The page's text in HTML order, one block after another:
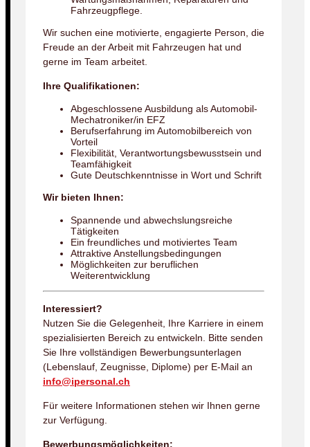
Fahrzeugpflege.
Wir suchen eine motivierte, engagierte Person, die
Freude an der Arbeit mit Fahrzeugen hat und
gerne im Team arbeitet.
Ihre Qualifikationen:
Abgeschlossene Ausbildung als Automobil-
Mechatroniker/in EFZ
Berufserfahrung im Automobilbereich von
Vorteil
Flexibilität, Verantwortungsbewusstsein und
Teamfähigkeit
Gute Deutschkenntnisse in Wort und Schrift
Wir bieten Ihnen:
Spannende und abwechslungsreiche
Tätigkeiten
Ein freundliches und motiviertes Team
Attraktive Anstellungsbedingungen
Möglichkeiten zur beruflichen
Weiterentwicklung
Interessiert?
Nutzen Sie die Gelegenheit, Ihre Karriere in einem
spezialisierten Bereich zu entwickeln. Bitte senden
Sie Ihre vollständigen Bewerbungsunterlagen
(Lebenslauf, Zeugnisse, Diplome) per E-Mail an
info@ipersonal.ch
Für weitere Informationen stehen wir Ihnen gerne
zur Verfügung.
Bewerbungsmöglichkeiten: